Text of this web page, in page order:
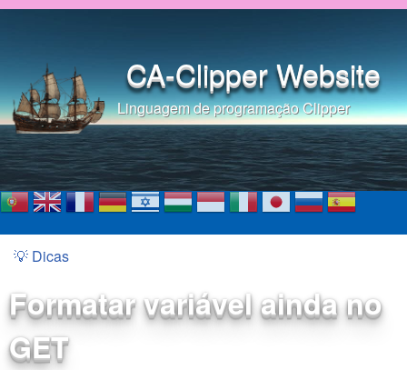
Pular para o conteúdo
CA-Clipper Website
Linguagem de programação Clipper
Você está aqui
💡 Dicas
Formatar variável ainda no
GET